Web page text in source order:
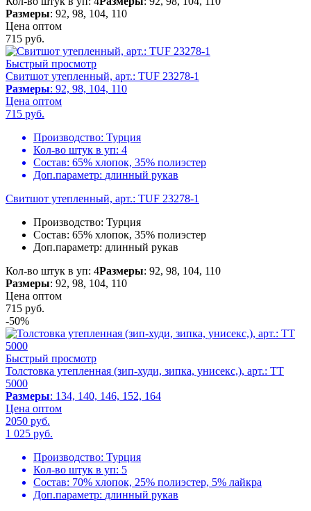
Размеры: 92, 98, 104, 110
Цена оптом
715 руб.
Быстрый просмотр
Свитшот утепленный, арт.: TUF 23278-1
Размеры: 92, 98, 104, 110
Цена оптом
715 руб.
Производство: Турция
Кол-во штук в уп: 4
Состав: 65% хлопок, 35% полиэстер
Доп.параметр: длинный рукав
Свитшот утепленный, арт.: TUF 23278-1
Производство: Турция
Состав: 65% хлопок, 35% полиэстер
Доп.параметр: длинный рукав
Кол-во штук в уп: 4Размеры: 92, 98, 104, 110
Размеры: 92, 98, 104, 110
Цена оптом
715 руб.
-50%
Быстрый просмотр
Толстовка утепленная (зип-худи, зипка, унисекс,), арт.: TT
5000
Размеры: 134, 140, 146, 152, 164
Цена оптом
2050 руб.
1 025 руб.
Производство: Турция
Кол-во штук в уп: 5
Состав: 70% хлопок, 25% полиэстер, 5% лайкра
Доп.параметр: длинный рукав